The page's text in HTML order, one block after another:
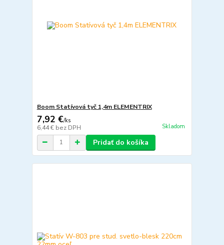
Boom Statívová tyč 1,4m ELEMENTRIX
7,92 €/ks
6,44 € bez DPH Skladom
Pridať do košíka